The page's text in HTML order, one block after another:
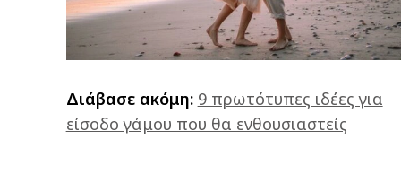
Διάβασε ακόμη: 9 πρωτότυπες ιδέες για
είσοδο γάμου που θα ενθουσιαστείς